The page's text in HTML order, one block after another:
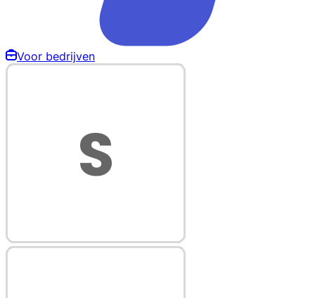
Voor bedrijven